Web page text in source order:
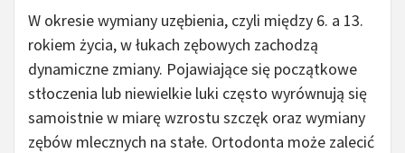
W okresie wymiany uzębienia, czyli między 6. a 13.
rokiem życia, w łukach zębowych zachodzą
dynamiczne zmiany. Pojawiające się początkowe
stłoczenia lub niewielkie luki często wyrównują się
samoistnie w miarę wzrostu szczęk oraz wymiany
zębów mlecznych na stałe. Ortodonta może zalecić